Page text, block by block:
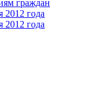
граждан
2012 года
2012 года